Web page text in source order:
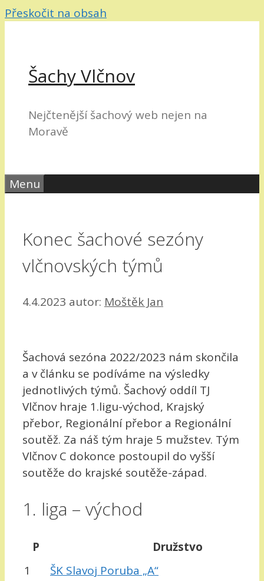
Přeskočit na obsah
Šachy Vlčnov
Nejčtenější šachový web nejen na
Moravě
Menu
Konec šachové sezóny
vlčnovských týmů
4.4.2023 autor: Moštěk Jan
Šachová sezóna 2022/2023 nám skončila
a v článku se podíváme na výsledky
jednotlivých týmů. Šachový oddíl TJ
Vlčnov hraje 1.ligu-východ, Krajský
přebor, Regionální přebor a Regionální
soutěž. Za náš tým hraje 5 mužstev. Tým
Vlčnov C dokonce postoupil do vyšší
soutěže do krajské soutěže-západ.
1. liga – východ
P
Družstvo
1
ŠK Slavoj Poruba „A“